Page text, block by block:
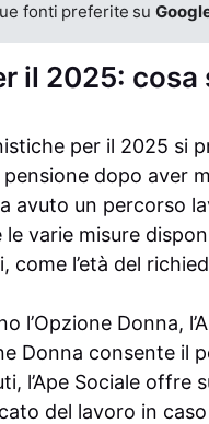
fonti preferite su
il 2025: cosa
per il 2025 si
dopo aver
avuto un percorso
varie misure
l’età del
l’Opzione Donna,
Donna consente il
l’Ape Sociale
del lavoro in